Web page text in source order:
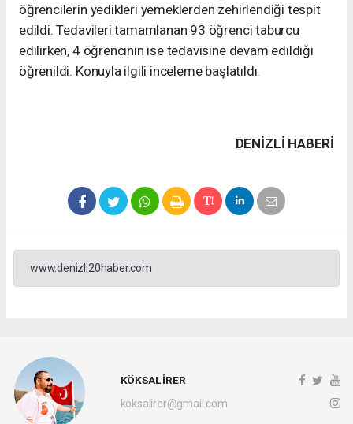
öğrencilerin yedikleri yemeklerden zehirlendiği tespit
edildi. Tedavileri tamamlanan 93 öğrenci taburcu
edilirken, 4 öğrencinin ise tedavisine devam edildiği
öğrenildi. Konuyla ilgili inceleme başlatıldı.
DENIZLI HABERİ
www.denizli20haber.com
KÖKSAL İRER
koksalirer@gmail.com